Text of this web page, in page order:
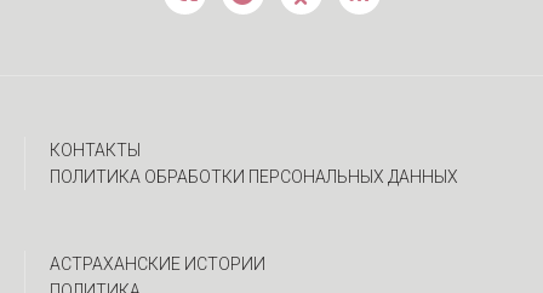
КОНТАКТЫ
ПОЛИТИКА ОБРАБОТКИ ПЕРСОНАЛЬНЫХ ДАННЫХ
АСТРАХАНСКИЕ ИСТОРИИ